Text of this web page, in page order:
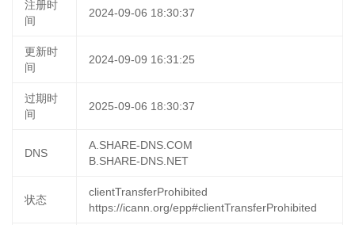
注册时
间
2024-09-06 18:30:37
更新时
间
2024-09-09 16:31:25
过期时
间
2025-09-06 18:30:37
DNS
A.SHARE-DNS.COM
B.SHARE-DNS.NET
状态
clientTransferProhibited
https://icann.org/epp#clientTransferProhibited